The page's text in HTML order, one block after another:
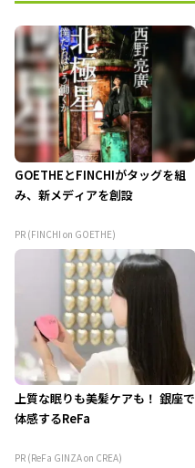
GOETHEとFINCHIがタッグを組
み、新メディアを創設
PR (FINCHI on GOETHE)
上質な眠りも美髪ケアも！ 銀座で
体感するReFa
PR (ReFa GINZA on CREA)